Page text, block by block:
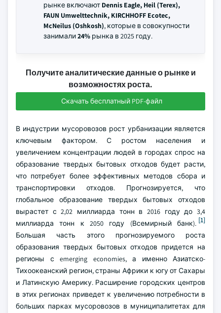
рынке включают Dennis Eagle, Heil (Terex),
FAUN Umwelttechnik, KIRCHHOFF Ecotec,
McNeilus (Oshkosh), которые в совокупности
занимали24% рынка в 2025 году.
Получите аналитические данные о рынке и
возможностях роста.
Скачать бесплатный PDF-файл
В индустрии мусоровозов рост урбанизации является
ключевым фактором. С ростом населения и
увеличением концентрации людей в городах спрос на
образование твердых бытовых отходов будет расти,
что потребует более эффективных методов сбора и
транспортировки отходов. Прогнозируется, что
глобальное образование твердых бытовых отходов
вырастет с 2,02 миллиарда тонн в 2016 году до 3,4
миллиарда тонн к 2050 году (Всемирный банк). [1]
Большая часть этого прогнозируемого роста
образования твердых бытовых отходов придется на
регионы с emerging economies, а именно Азиатско-
Тихоокеанский регион, страны Африки к югу от Сахары
и Латинскую Америку. Расширение городских центров
в этих регионах приведет к увеличению потребности в
больших парках мусоровозов в муниципалитетах для